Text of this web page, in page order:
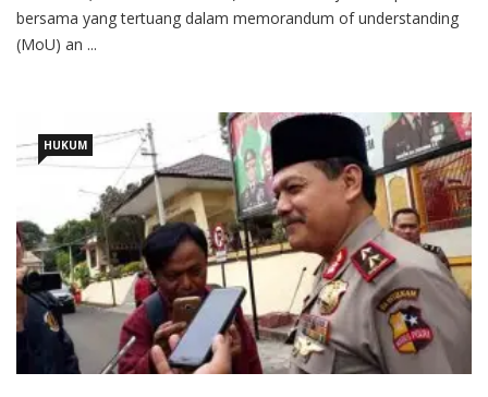
bersama yang tertuang dalam memorandum of understanding
(MoU) an ...
HUKUM